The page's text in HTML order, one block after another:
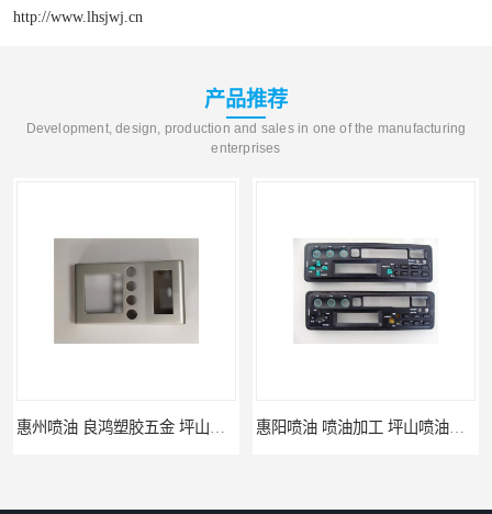
http://www.lhsjwj.cn
产品推荐
Development, design, production and sales in one of the manufacturing
enterprises